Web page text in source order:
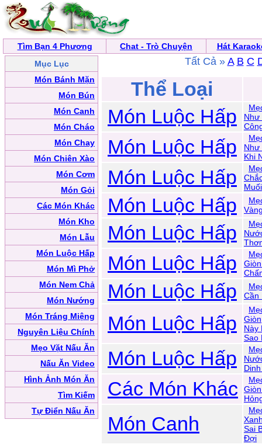
Tìm Bạn 4 Phương Chat - Trò Chuyện
Hát
Mục Lục
Món Bánh Mặn
Món Bún
Món Canh
Món Cháo
Món Chay
Món Chiên Xào
Món Cơm
Món Gỏi
Các Món Khác
Món Kho
Món Lẫu
Món Luộc Hấp
Món Mì Phở
Món Nem Chả
Món Nướng
Món Tráng Miệng
Nguyên Liệu Chính
Mẹo Vặt Nấu Ăn
Nấu Ăn Video
Hình Ảnh Món Ăn
Tìm Kiếm
Tự Điển Nấu Ăn
Tất Cả » A B C
Thể Loại
Món Luộc Hấp
Như
Món Luộc Hấp
Như
Khi
Món Luộc Hấp
Món Luộc Hấp
Món Luộc Hấp
Món Luộc Hấp
Món Luộc Hấp
Cần
Món Luộc Hấp
Này
Sao
Món Luộc Hấp
Các Món Khác
Món Canh
Sai
Đợi